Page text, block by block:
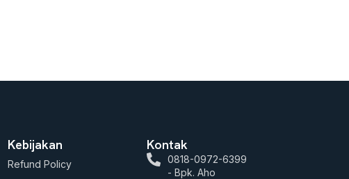
Kebijakan
Refund Policy
Kontak
0818-0972-6399
- Bpk. Aho